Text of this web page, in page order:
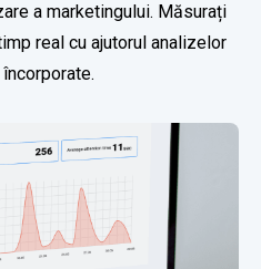
a marketingului. Măsurați
real cu ajutorul analizelor